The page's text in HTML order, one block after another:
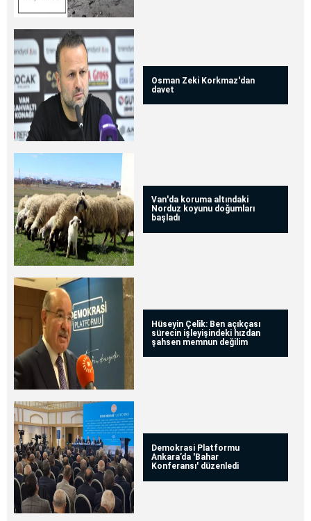
Osman Zeki Korkmaz'dan
davet
Van'da koruma altındaki
Norduz koyunu doğumları
başladı
Hüseyin Çelik: Ben açıkçası
sürecin işleyişindeki hızdan
şahsen memnun değilim
Demokrasi Platformu
Ankara’da 'Bahar
Konferansı' düzenledi